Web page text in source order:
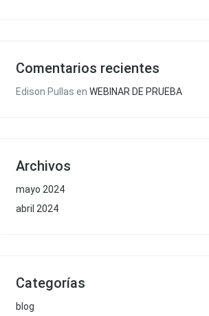
Comentarios recientes
Edison Pullas en WEBINAR DE PRUEBA
Archivos
mayo 2024
abril 2024
Categorías
blog